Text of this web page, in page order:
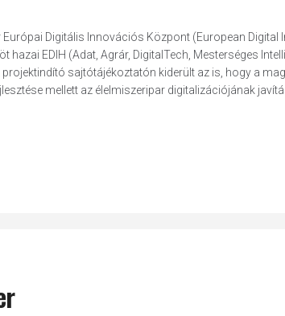
Digitális Innovációs Központ (European Digital
EDIH (Adat, Agrár, DigitalTech, Mesterséges
sajtótájékoztatón kiderült az is, hogy a
mellett az élelmiszeripar digitalizációjának